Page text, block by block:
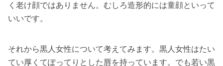
く老け顔ではありません。むしろ造形的には童顔といって
いいです。
それから黒人女性について考えてみます。黒人女性はたい
てい厚くてぽってりとした唇を持っています。でも若い黒